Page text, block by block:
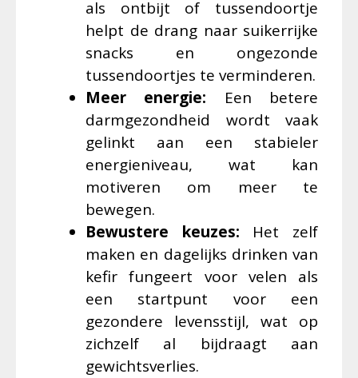
als ontbijt of tussendoortje
helpt de drang naar suikerrijke
snacks en ongezonde
tussendoortjes te verminderen.
Meer energie: Een betere
darmgezondheid wordt vaak
gelinkt aan een stabieler
energieniveau, wat kan
motiveren om meer te
bewegen.
Bewustere keuzes: Het zelf
maken en dagelijks drinken van
kefir fungeert voor velen als
een startpunt voor een
gezondere levensstijl, wat op
zichzelf al bijdraagt aan
gewichtsverlies.